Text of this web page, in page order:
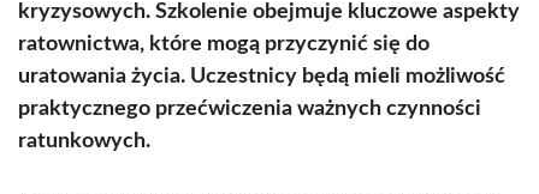
kryzysowych. Szkolenie obejmuje kluczowe aspekty
ratownictwa, które mogą przyczynić się do
uratowania życia. Uczestnicy będą mieli możliwość
praktycznego przećwiczenia ważnych czynności
ratunkowych.